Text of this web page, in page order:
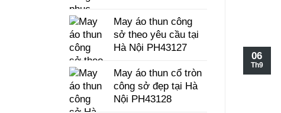
May áo thun công
sở theo yêu cầu tại
Hà Nội PH43127
May áo thun cổ tròn
công sở đẹp tại Hà
Nội PH43128
06
Th9